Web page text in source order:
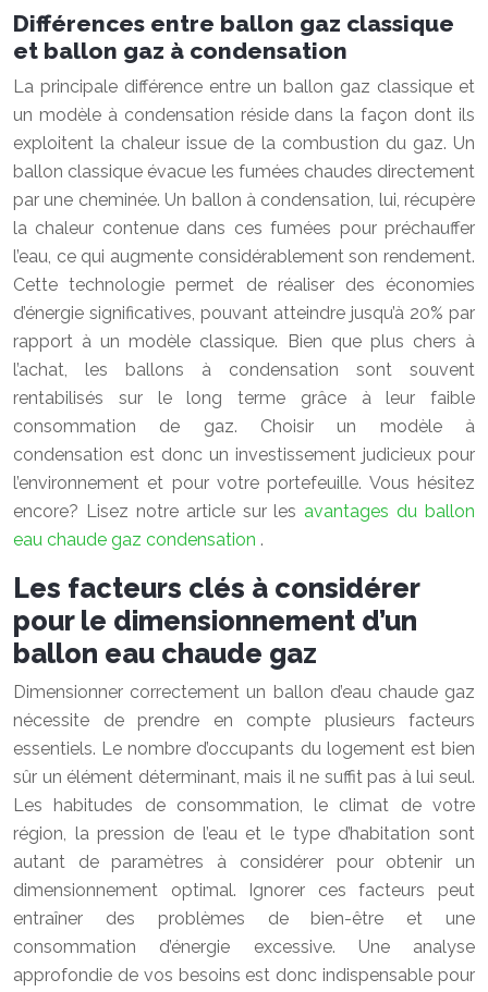
Différences entre ballon gaz classique
et ballon gaz à condensation
La principale différence entre un ballon gaz classique et
un modèle à condensation réside dans la façon dont ils
exploitent la chaleur issue de la combustion du gaz. Un
ballon classique évacue les fumées chaudes directement
par une cheminée. Un ballon à condensation, lui, récupère
la chaleur contenue dans ces fumées pour préchauffer
l’eau, ce qui augmente considérablement son rendement.
Cette technologie permet de réaliser des économies
d’énergie significatives, pouvant atteindre jusqu’à 20% par
rapport à un modèle classique. Bien que plus chers à
l’achat, les ballons à condensation sont souvent
rentabilisés sur le long terme grâce à leur faible
consommation de gaz. Choisir un modèle à
condensation est donc un investissement judicieux pour
l’environnement et pour votre portefeuille. Vous hésitez
encore? Lisez notre article sur les avantages du ballon
eau chaude gaz condensation .
Les facteurs clés à considérer
pour le dimensionnement d’un
ballon eau chaude gaz
Dimensionner correctement un ballon d’eau chaude gaz
nécessite de prendre en compte plusieurs facteurs
essentiels. Le nombre d’occupants du logement est bien
sûr un élément déterminant, mais il ne suffit pas à lui seul.
Les habitudes de consommation, le climat de votre
région, la pression de l’eau et le type d’habitation sont
autant de paramètres à considérer pour obtenir un
dimensionnement optimal. Ignorer ces facteurs peut
entraîner des problèmes de bien-être et une
consommation d’énergie excessive. Une analyse
approfondie de vos besoins est donc indispensable pour